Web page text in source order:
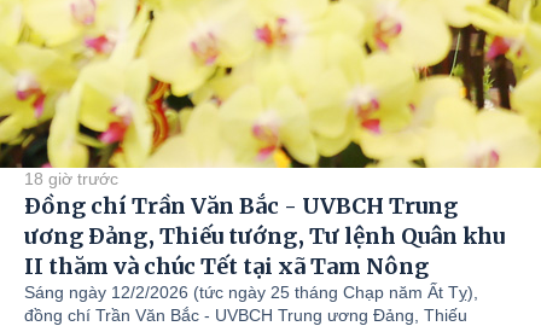
18 giờ trước
Đồng chí Trần Văn Bắc - UVBCH Trung
ương Đảng, Thiếu tướng, Tư lệnh Quân khu
II thăm và chúc Tết tại xã Tam Nông
Sáng ngày 12/2/2026 (tức ngày 25 tháng Chạp năm Ất Tỵ),
đồng chí Trần Văn Bắc - UVBCH Trung ương Đảng, Thiếu